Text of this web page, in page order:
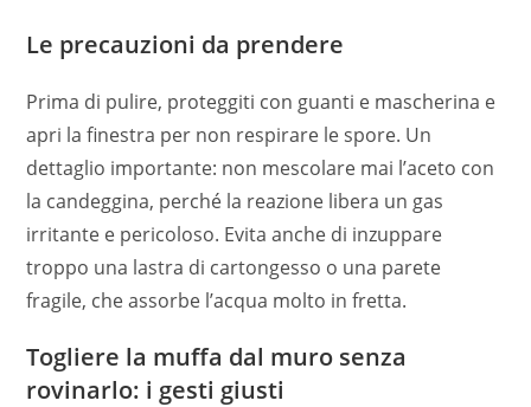
Le precauzioni da prendere
Prima di pulire, proteggiti con guanti e mascherina e
apri la finestra per non respirare le spore. Un
dettaglio importante: non mescolare mai l’aceto con
la candeggina, perché la reazione libera un gas
irritante e pericoloso. Evita anche di inzuppare
troppo una lastra di cartongesso o una parete
fragile, che assorbe l’acqua molto in fretta.
Togliere la muffa dal muro senza
rovinarlo: i gesti giusti